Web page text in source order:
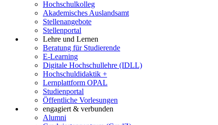
Hochschulkolleg
Akademisches Auslandsamt
Stellenangebote
Stellenportal
Lehre und Lernen
Beratung für Studierende
E-Learning
Digitale Hochschullehre (IDLL)
Hochschuldidaktik +
Lernplattform OPAL
Studienportal
Öffentliche Vorlesungen
engagiert & verbunden
Alumni